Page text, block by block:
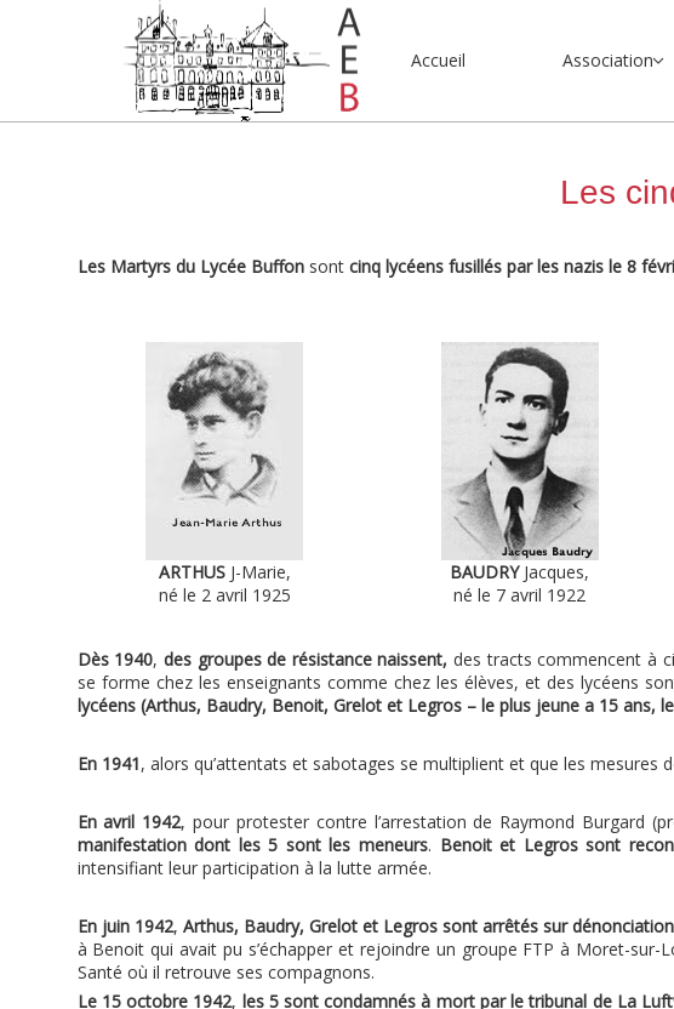
Accueil Association
Les
Les Martyrs du Lycée Buffonsont cinq lycéens fusillés par les nazis le 8
ARTHUSJ-Marie,
né le 2 avril 1925
BAUDRYJacques,
né le 7 avril 1922
Dès 1940, des groupes de résistance naissent, des tracts commencent à
se forme chez les enseignants comme chez les élèves, et des lycéens
lycéens (Arthus, Baudry, Benoit, Grelot et Legros – le plus jeune a 15 ans,
En 1941, alors qu’attentats et sabotages se multiplient et que les mesures
En avril 1942, pour protester contre l’arrestation de Raymond Burgard
manifestation dont les 5 sont les meneurs. Benoit et Legros sont
intensifiant leur participation à la lutte armée.
En juin 1942, Arthus, Baudry, Grelot et Legros sont arrêtés sur dénonciation
à Benoit qui avait pu s’échapper et rejoindre un groupe FTP à Moret-
Santé où il retrouve ses compagnons.
Le 15 octobre 1942, les 5 sont condamnés à mort par le tribunal de La